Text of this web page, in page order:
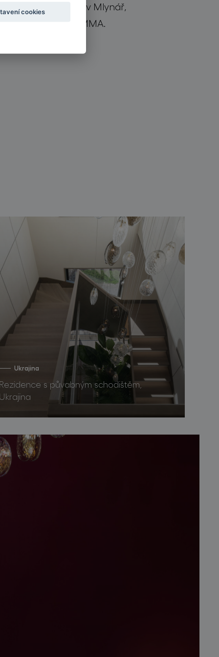
zároveň
Václav Mlynář,
ředitel BOMMA.
Ukrajina
Rezidence s půvabným schodištěm,
Ukrajina
cookies